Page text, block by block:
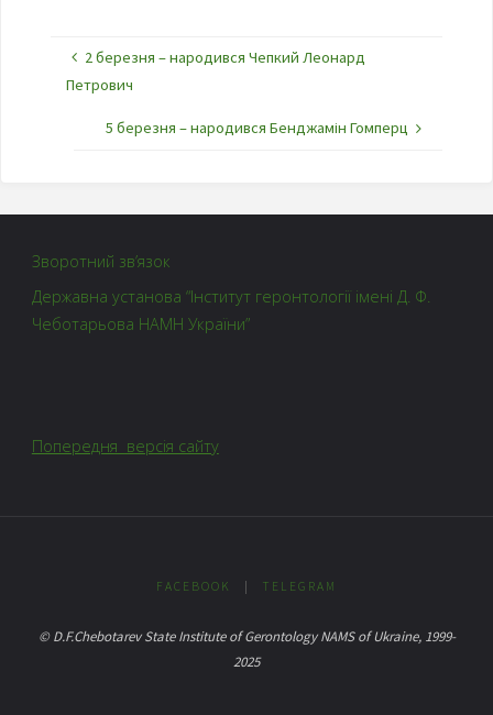
2 березня – народився Чепкий Леонард
Петрович
5 березня – народився Бенджамін Гомперц
Зворотний зв’язок
Державна установа “Інститут геронтології імені Д. Ф.
Чеботарьова НАМН України”
Попередня версія сайту
FACEBOOK TELEGRAM
© D.F.Chebotarev State Institute of Gerontology NAMS of Ukraine, 1999-
2025